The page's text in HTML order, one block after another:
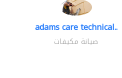
adams care technical..
صيانة مكيفات